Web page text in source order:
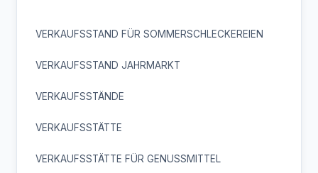
VERKAUFSSTAND FÜR SOMMERSCHLECKEREIEN
VERKAUFSSTAND JAHRMARKT
VERKAUFSSTÄNDE
VERKAUFSSTÄTTE
VERKAUFSSTÄTTE FÜR GENUSSMITTEL